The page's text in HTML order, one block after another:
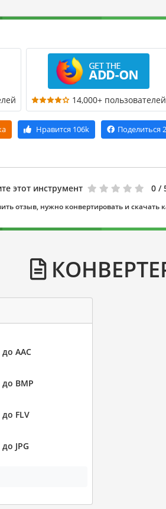
14,000+ пользователей
Нравится 106k Поделиться
этот инструмент 0 /
отзыв, нужно конвертировать и скачать
до AAC
до BMP
до FLV
до JPG